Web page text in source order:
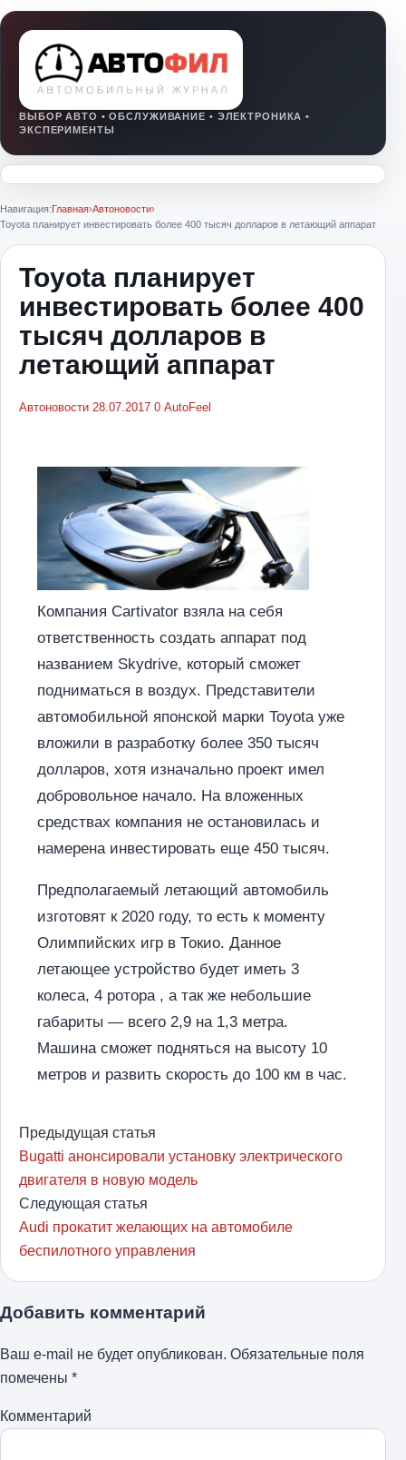
Навигация:Главная›Автоновости›
Toyota планирует инвестировать более 400 тысяч долларов в летающий аппарат
Toyota планирует
инвестировать более 400
тысяч долларов в
летающий аппарат
Автоновости 28.07.2017 0 AutoFeel
Компания Cartivator взяла на себя
ответственность создать аппарат под
названием Skydrive, который сможет
подниматься в воздух. Представители
автомобильной японской марки Toyota уже
вложили в разработку более 350 тысяч
долларов, хотя изначально проект имел
добровольное начало. На вложенных
средствах компания не остановилась и
намерена инвестировать еще 450 тысяч.
Предполагаемый летающий автомобиль
изготовят к 2020 году, то есть к моменту
Олимпийских игр в Токио. Данное
летающее устройство будет иметь 3
колеса, 4 ротора , а так же небольшие
габариты — всего 2,9 на 1,3 метра.
Машина сможет подняться на высоту 10
метров и развить скорость до 100 км в час.
Предыдущая статья
Bugatti анонсировали установку электрического
двигателя в новую модель
Следующая статья
Audi прокатит желающих на автомобиле
беспилотного управления
Добавить комментарий
Ваш e-mail не будет опубликован. Обязательные поля
помечены *
Комментарий